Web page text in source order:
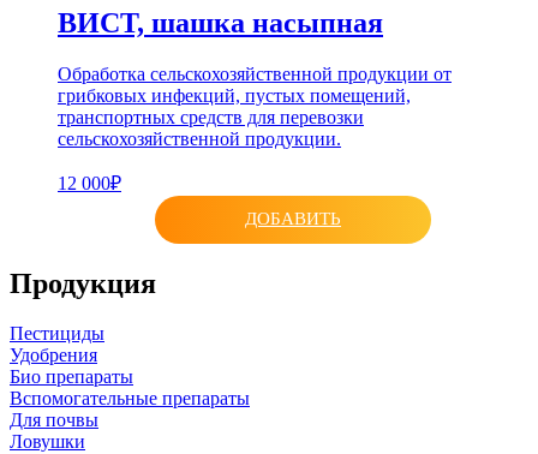
ВИСТ, шашка насыпная
Обработка сельскохозяйственной продукции от
грибковых инфекций, пустых помещений,
транспортных средств для перевозки
сельскохозяйственной продукции.
12 000₽
ДОБАВИТЬ
Продукция
Пестициды
Удобрения
Био препараты
Вспомогательные препараты
Для почвы
Ловушки